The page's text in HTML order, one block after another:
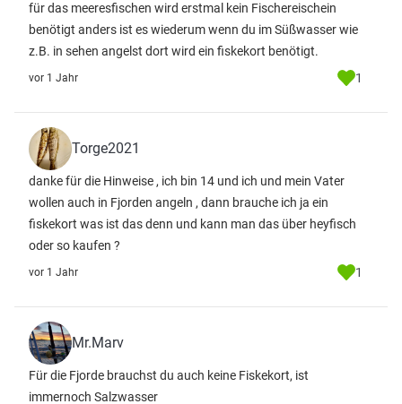
für das meeresfischen wird erstmal kein Fischereischein
benötigt anders ist es wiederum wenn du im Süßwasser wie
z.B. in sehen angelst dort wird ein fiskekort benötigt.
vor 1 Jahr 1
Torge2021
danke für die Hinweise , ich bin 14 und ich und mein Vater
wollen auch in Fjorden angeln , dann brauche ich ja ein
fiskekort was ist das denn und kann man das über heyfisch
oder so kaufen ?
vor 1 Jahr 1
Mr.Marv
Für die Fjorde brauchst du auch keine Fiskekort, ist
immernoch Salzwasser